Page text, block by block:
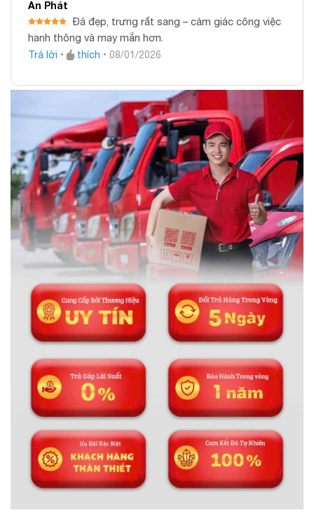
An Phát
Được xếp
hạng 5 5
Đá đẹp, trưng rất sang – cảm giác công việc
hanh thông và may mắn hơn.
Trả lời • thích • 08/01/2026